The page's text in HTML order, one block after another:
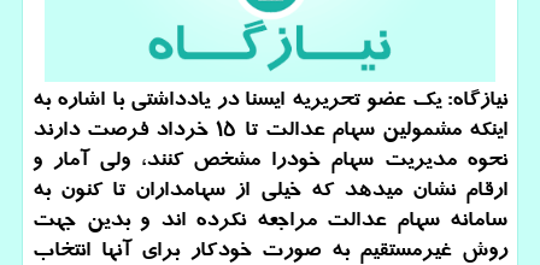
نیازگاه: یك عضو تحریریه ایسنا در یادداشتی با اشاره به
اینكه مشمولین سهام عدالت تا 15 خرداد فرصت دارند
نحوه مدیریت سهام خودرا مشخص كنند، ولی آمار و
ارقام نشان میدهد كه خیلی از سهامداران تا كنون به
سامانه سهام عدالت مراجعه نكرده اند و بدین جهت
روش غیرمستقیم به صورت خودكار برای آنها انتخاب